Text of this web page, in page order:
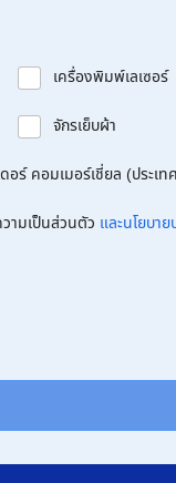
เครื่องพิมพ์เลเซอร์
จักรเย็บผ้า
คอมเมอร์เชี่ยล (ประ
ามเป็นส่วนตัว และนโยบา